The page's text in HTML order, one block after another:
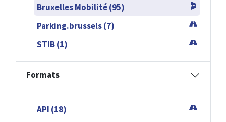
Bruxelles Mobilité (95)
Parking.brussels (7)
STIB (1)
Formats
API (18)